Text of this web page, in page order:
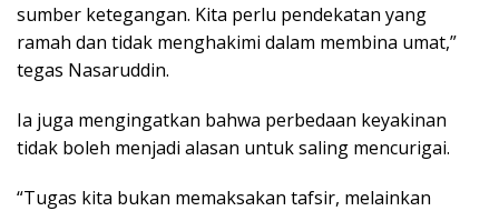
sumber ketegangan. Kita perlu pendekatan yang
ramah dan tidak menghakimi dalam membina umat,”
tegas Nasaruddin.
Ia juga mengingatkan bahwa perbedaan keyakinan
tidak boleh menjadi alasan untuk saling mencurigai.
“Tugas kita bukan memaksakan tafsir, melainkan